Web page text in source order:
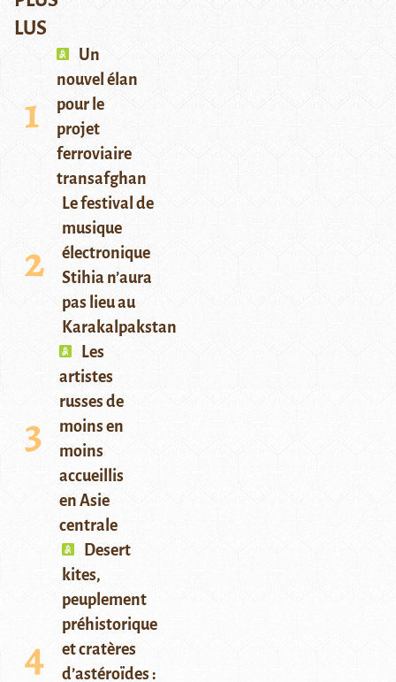
LUS
Un
nouvel élan
pour le
projet
ferroviaire
transafghan
Le festival de
musique
électronique
Stihia n’aura
pas lieu au
Karakalpakstan
Les
artistes
russes de
moins en
moins
accueillis
en Asie
centrale
Desert
kites,
peuplement
préhistorique
et cratères
d’astéroïdes :